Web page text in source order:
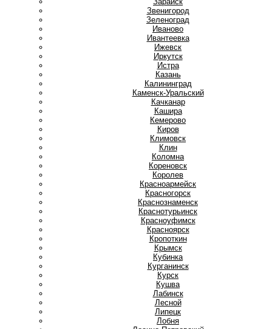
Звенигород
Зеленоград
Иваново
Ивантеевка
Ижевск
Иркутск
Истра
Казань
Калининград
Каменск-Уральский
Качканар
Кашира
Кемерово
Киров
Климовск
Клин
Коломна
Кореновск
Королев
Красноармейск
Красногорск
Краснознаменск
Краснотурьинск
Красноуфимск
Красноярск
Кропоткин
Крымск
Кубинка
Курганинск
Курск
Кушва
Лабинск
Лесной
Липецк
Лобня